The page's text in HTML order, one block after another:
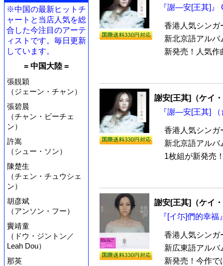
※中国の最新ヒットチ
ャートと当店人気を総
合した今注目のアーテ
ィストです。毎日更新
しています。
= 中国大陸 =
張靚穎
（ジェーン・チャン）
張碧晨
（チャン・ビーチェ
ン）
許嵩
（シュー・ソン）
陳楚生
（チェン・チュウシェ
ン）
胡彦斌
（アンソン・フー）
竇靖童
（ドウ・ジントン／
Leah Dou）
那英
『謝—安[王其]』
香港人気シンガ
新北京語アル
新発売！人気作
謝安[王其]（ケイ
『謝—安[王其]
香港人気シンガ
新北京語アル
1枚組が新発売
謝安[王其]（ケイ
『[イ尓]們的幸
香港人気シンガ
新広東語アルバ
新発売！今作で